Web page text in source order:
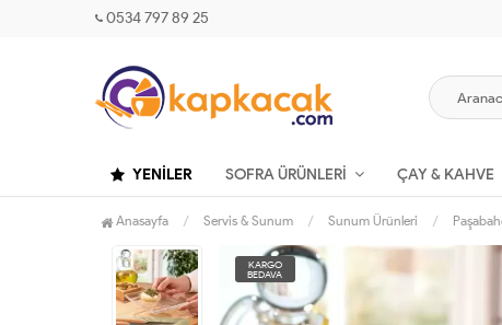
0534 797 89 25
YENILER SOFRA ÜRÜNLERI ÇAY & KAHVE
Anasayfa Servis & Sunum Sunum Ürünleri
KARGO
BEDAVA